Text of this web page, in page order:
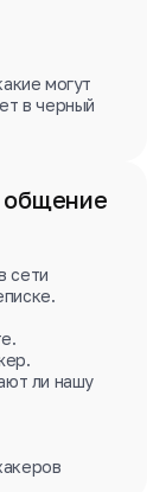
могут
в черный
сети
ли нашу